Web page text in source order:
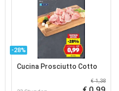
-28%
Cucina Prosciutto Cotto
€ 1,38